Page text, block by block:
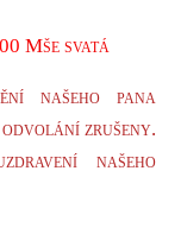
Mše svatá
našeho pana
zrušeny.
našeho